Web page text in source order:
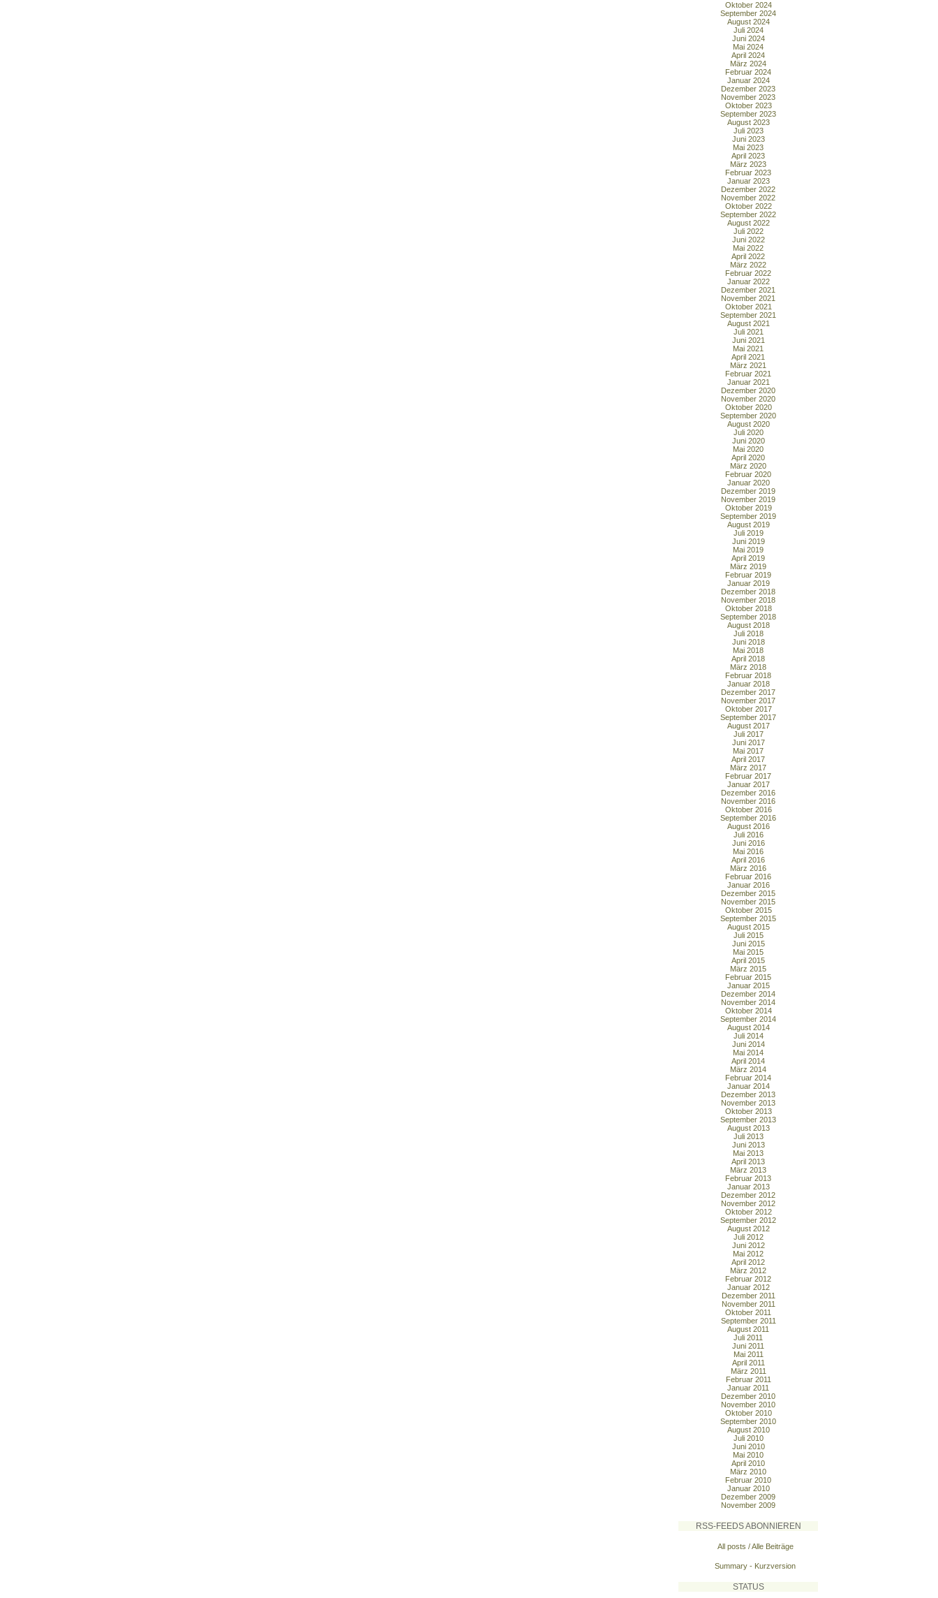
Oktober 2024
September 2024
August 2024
Juli 2024
Juni 2024
Mai 2024
April 2024
März 2024
Februar 2024
Januar 2024
Dezember 2023
November 2023
Oktober 2023
September 2023
August 2023
Juli 2023
Juni 2023
Mai 2023
April 2023
März 2023
Februar 2023
Januar 2023
Dezember 2022
November 2022
Oktober 2022
September 2022
August 2022
Juli 2022
Juni 2022
Mai 2022
April 2022
März 2022
Februar 2022
Januar 2022
Dezember 2021
November 2021
Oktober 2021
September 2021
August 2021
Juli 2021
Juni 2021
Mai 2021
April 2021
März 2021
Februar 2021
Januar 2021
Dezember 2020
November 2020
Oktober 2020
September 2020
August 2020
Juli 2020
Juni 2020
Mai 2020
April 2020
März 2020
Februar 2020
Januar 2020
Dezember 2019
November 2019
Oktober 2019
September 2019
August 2019
Juli 2019
Juni 2019
Mai 2019
April 2019
März 2019
Februar 2019
Januar 2019
Dezember 2018
November 2018
Oktober 2018
September 2018
August 2018
Juli 2018
Juni 2018
Mai 2018
April 2018
März 2018
Februar 2018
Januar 2018
Dezember 2017
November 2017
Oktober 2017
September 2017
August 2017
Juli 2017
Juni 2017
Mai 2017
April 2017
März 2017
Februar 2017
Januar 2017
Dezember 2016
November 2016
Oktober 2016
September 2016
August 2016
Juli 2016
Juni 2016
Mai 2016
April 2016
März 2016
Februar 2016
Januar 2016
Dezember 2015
November 2015
Oktober 2015
September 2015
August 2015
Juli 2015
Juni 2015
Mai 2015
April 2015
März 2015
Februar 2015
Januar 2015
Dezember 2014
November 2014
Oktober 2014
September 2014
August 2014
Juli 2014
Juni 2014
Mai 2014
April 2014
März 2014
Februar 2014
Januar 2014
Dezember 2013
November 2013
Oktober 2013
September 2013
August 2013
Juli 2013
Juni 2013
Mai 2013
April 2013
März 2013
Februar 2013
Januar 2013
Dezember 2012
November 2012
Oktober 2012
September 2012
August 2012
Juli 2012
Juni 2012
Mai 2012
April 2012
März 2012
Februar 2012
Januar 2012
Dezember 2011
November 2011
Oktober 2011
September 2011
August 2011
Juli 2011
Juni 2011
Mai 2011
April 2011
März 2011
Februar 2011
Januar 2011
Dezember 2010
November 2010
Oktober 2010
September 2010
August 2010
Juli 2010
Juni 2010
Mai 2010
April 2010
März 2010
Februar 2010
Januar 2010
Dezember 2009
November 2009
RSS-FEEDS ABONNIEREN
All posts / Alle Beiträge
Summary - Kurzversion
STATUS